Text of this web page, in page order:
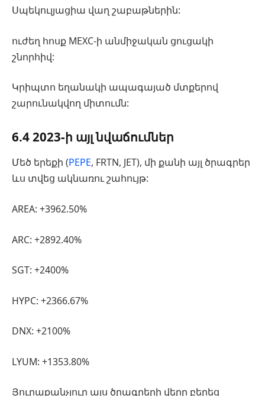
Սպեկուլյացիա վաղ շաբաթներին:
ուժեղ հոսք MEXC-ի անմիջական ցուցակի
շնորհիվ:
Կրիպտո եղանակի ապագայած մտքերով
շարունակվող միտումն:
6.4 2023-ի այլ նվաճումներ
Մեծ երեքի (PEPE, FRTN, JET), մի քանի այլ ծրագրեր
ևս տվեց ակնառու շահույթ:
AREA: +3962.50%
ARC: +2892.40%
SGT: +2400%
HYPC: +2366.67%
DNX: +2100%
LYUM: +1353.80%
Յուրաքանչյուր այս ծրագրերի վերը բերեց